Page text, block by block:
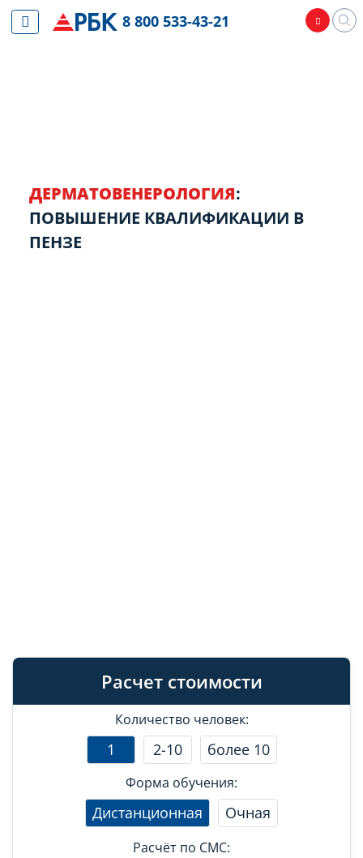
ДЕРМАТОВЕНЕРОЛОГИЯ:
ПОВЫШЕНИЕ КВАЛИФИКАЦИИ В
ПЕНЗЕ
Расчет стоимости
Количество человек:
1 2-10 более 10
Форма обучения:
Дистанционная Очная
Расчёт по СМС:
8 800 533-43-21